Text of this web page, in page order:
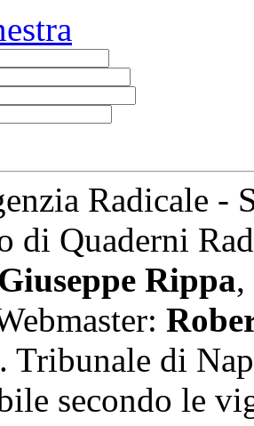
Radicale -
di Quaderni
Giuseppe Rippa,
Tribunale di
secondo le